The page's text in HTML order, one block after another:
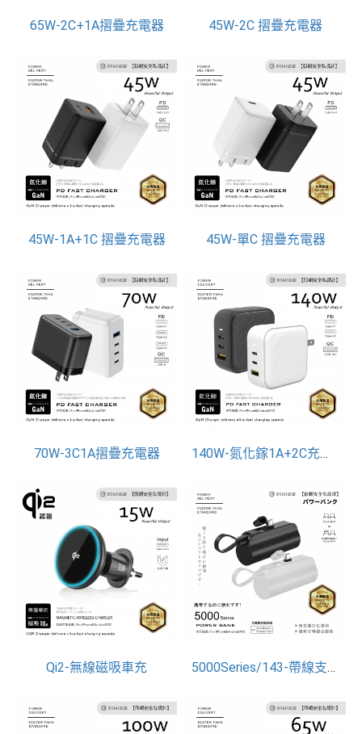
65W-2C+1A摺疊充電器 45W-2C 摺疊充電器
45W-1A+1C 摺疊充電器 45W-單C 摺疊充電器
70W-3C1A摺疊充電器 140W-氮化鎵1A+2C充電器
Qi2-無線磁吸車充 5000Series/143-帶線支架充行動電源